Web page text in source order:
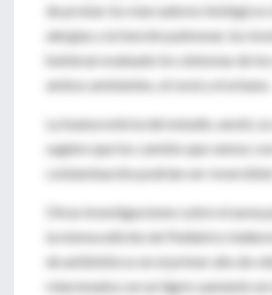
de probar los marcadores biológicos
alergias y la función pulmonar, los
hubieran evaluado los síntomas de los
ambos ambientes, el rural y el urbano.
La buena noticia del estudio, anotó, es
sugiere que los cambio que vemos
contaminación podrían ser
Otras investigaciones sobre el asma
la misma edición de Pediatrics
de antibióticos en el primer año de
relacionaba con un ligero aumento en